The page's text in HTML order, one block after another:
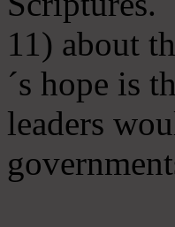
11) about
´s hope is
leaders